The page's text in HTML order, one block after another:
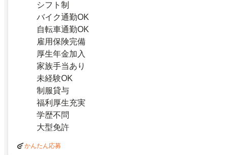
シフト制
バイク通勤OK
自転車通勤OK
雇用保険完備
厚生年金加入
家族手当あり
未経験OK
制服貸与
福利厚生充実
学歴不問
大型免許
かんたん応募